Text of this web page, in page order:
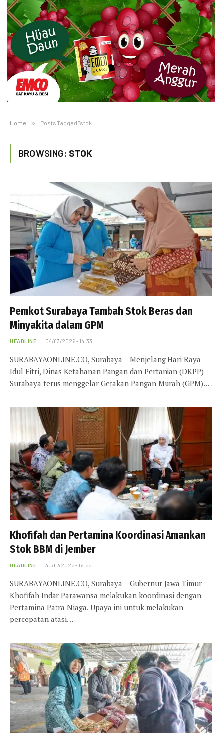
Home » Posts Tagged "stok"
BROWSING: STOK
Pemkot Surabaya Tambah Stok Beras dan
Minyakita dalam GPM
HEADLINE 04/03/2026 - 14:33
SURABAYAONLINE.CO, Surabaya – Menjelang Hari Raya
Idul Fitri, Dinas Ketahanan Pangan dan Pertanian (DKPP)
Surabaya terus menggelar Gerakan Pangan Murah (GPM).…
Khofifah dan Pertamina Koordinasi Amankan
Stok BBM di Jember
HEADLINE 30/07/2025 - 16:55
SURABAYAONLINE.CO, Surabaya – Gubernur Jawa Timur
Khofifah Indar Parawansa melakukan koordinasi dengan
Pertamina Patra Niaga. Upaya ini untuk melakukan
percepatan atasi…